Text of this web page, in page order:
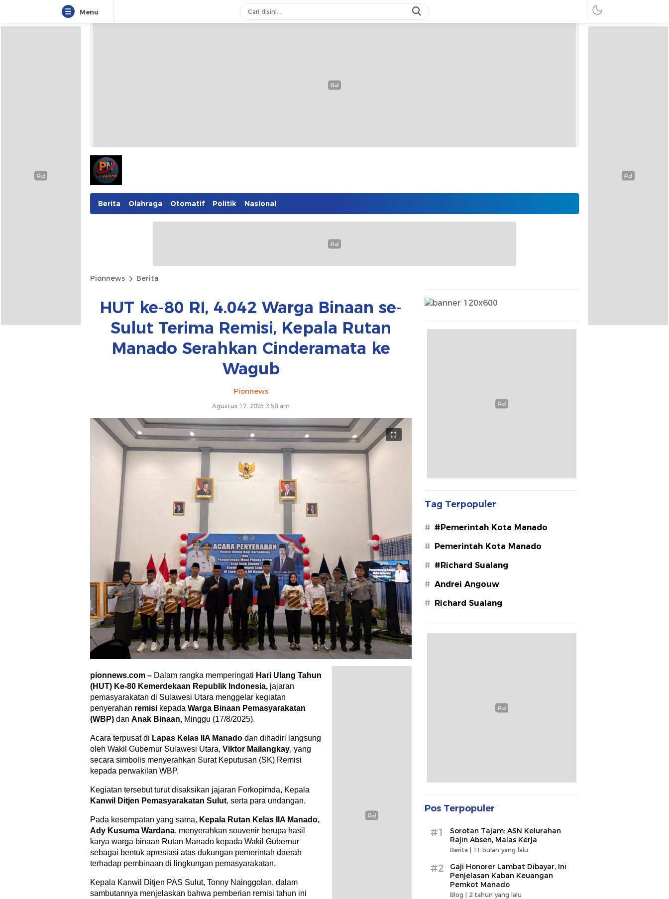
Menu
Berita Olahraga Otomatif Politik Nasional
Pionnews Berita
HUT ke-80 RI, 4.042 Warga Binaan se-
Sulut Terima Remisi, Kepala Rutan
Manado Serahkan Cinderamata ke
Wagub
Pionnews
Agustus 17, 2025 3:58 am
pionnews.com – Dalam rangka memperingati Hari Ulang Tahun
(HUT) Ke-80 Kemerdekaan Republik Indonesia, jajaran
pemasyarakatan di Sulawesi Utara menggelar kegiatan
penyerahan remisi kepada Warga Binaan Pemasyarakatan
(WBP) dan Anak Binaan, Minggu (17/8/2025).
Acara terpusat di Lapas Kelas IIA Manado dan dihadiri langsung
oleh Wakil Gubernur Sulawesi Utara, Viktor Mailangkay, yang
secara simbolis menyerahkan Surat Keputusan (SK) Remisi
kepada perwakilan WBP.
Kegiatan tersebut turut disaksikan jajaran Forkopimda, Kepala
Kanwil Ditjen Pemasyarakatan Sulut, serta para undangan.
Pada kesempatan yang sama, Kepala Rutan Kelas IIA Manado,
Ady Kusuma Wardana, menyerahkan souvenir berupa hasil
karya warga binaan Rutan Manado kepada Wakil Gubernur
sebagai bentuk apresiasi atas dukungan pemerintah daerah
terhadap pembinaan di lingkungan pemasyarakatan.
Kepala Kanwil Ditjen PAS Sulut, Tonny Nainggolan, dalam
sambutannya menjelaskan bahwa pemberian remisi tahun ini
Tag Terpopuler
# #Pemerintah Kota Manado
# Pemerintah Kota Manado
# #Richard Sualang
# Andrei Angouw
# Richard Sualang
Pos Terpopuler
#1
Sorotan Tajam: ASN Kelurahan
Rajin Absen, Malas Kerja
Berita | 11 bulan yang lalu
#2
Gaji Honorer Lambat Dibayar, Ini
Penjelasan Kaban Keuangan
Pemkot Manado
Blog | 2 tahun yang lalu